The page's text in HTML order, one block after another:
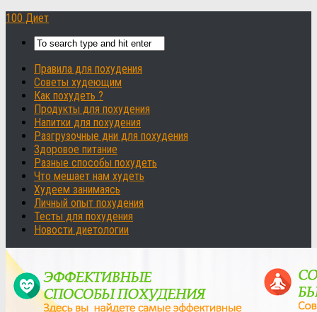
100 Диет
Правила для похудения
Советы худеющим
Как похудеть ?
Продукты для похудения
Напитки для похудения
Разгрузочные дни для похудения
Здоровое питание
Разные способы похудеть
Что мешает нам худеть
Худеем занимаясь
Личный опыт похудения
Тесты для похудения
Новости диетологии